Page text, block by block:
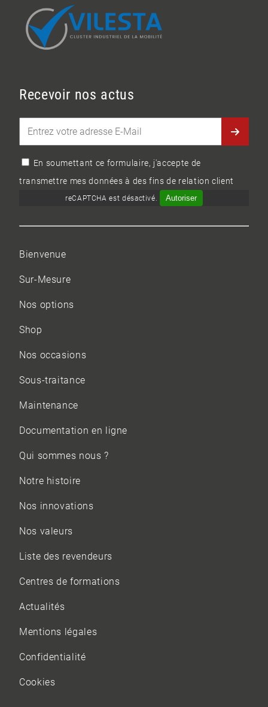
Recevoir nos actus
En soumettant ce formulaire, j'accepte de
transmettre mes données à des fins de relation client
reCAPTCHA est désactivé. Autoriser
Bienvenue
Sur-Mesure
Nos options
Shop
Nos occasions
Sous-traitance
Maintenance
Documentation en ligne
Qui sommes nous ?
Notre histoire
Nos innovations
Nos valeurs
Liste des revendeurs
Centres de formations
Actualités
Mentions légales
Confidentialité
Cookies